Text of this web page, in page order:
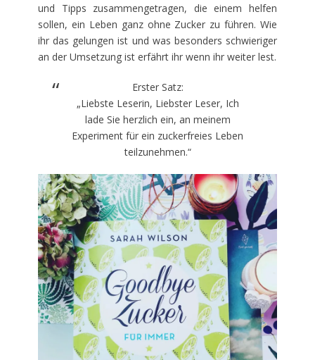
und Tipps zusammengetragen, die einem helfen
sollen, ein Leben ganz ohne Zucker zu führen. Wie
ihr das gelungen ist und was besonders schwieriger
an der Umsetzung ist erfährt ihr wenn ihr weiter lest.
Erster Satz:
„Liebste Leserin, Liebster Leser, Ich
lade Sie herzlich ein, an meinem
Experiment für ein zuckerfreies Leben
teilzunehmen.“